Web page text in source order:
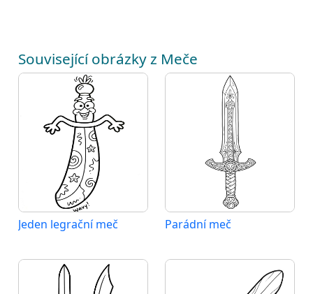
Související obrázky z Meče
Jeden legrační meč Parádní meč